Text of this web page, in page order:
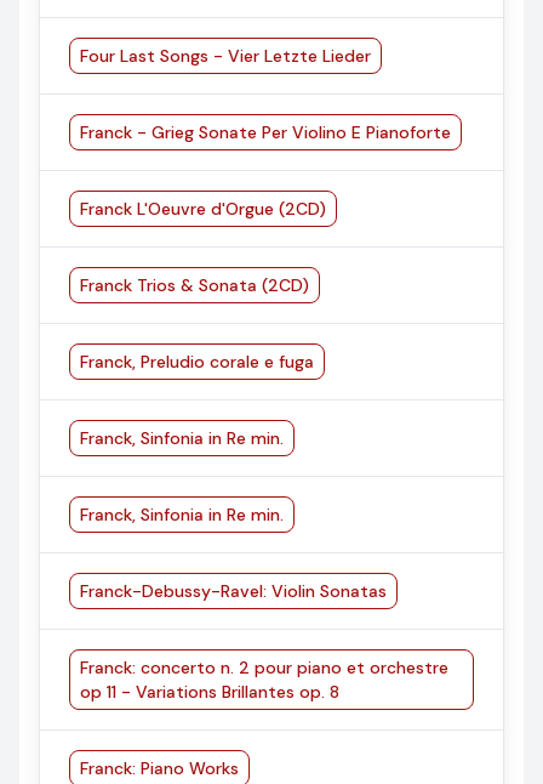
Four Last Songs - Vier Letzte Lieder
Franck - Grieg Sonate Per Violino E Pianoforte
Franck L'Oeuvre d'Orgue (2CD)
Franck Trios & Sonata (2CD)
Franck, Preludio corale e fuga
Franck, Sinfonia in Re min.
Franck, Sinfonia in Re min.
Franck-Debussy-Ravel: Violin Sonatas
Franck: concerto n. 2 pour piano et orchestre
op 11 - Variations Brillantes op. 8
Franck: Piano Works